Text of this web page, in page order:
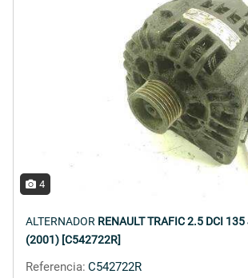
4
ALTERNADOR RENAULT TRAFIC 2.5 DCI
(2001) [C542722R]
Referencia: C542722R